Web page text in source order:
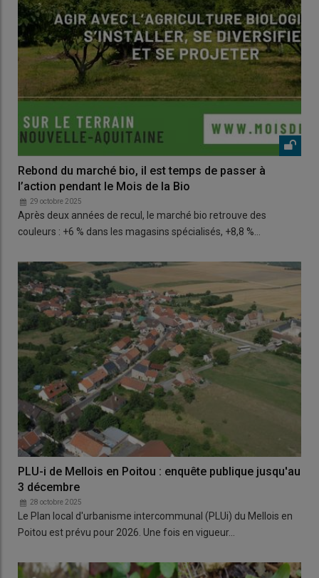
Rebond du marché bio, il est temps de passer à
l’action pendant le Mois de la Bio
29 octobre 2025
Après deux années de recul, le marché bio retrouve des
couleurs : +6 % dans les magasins spécialisés, +8,8 %…
PLU-i de Mellois en Poitou : enquête publique jusqu'au
3 décembre
28 octobre 2025
Le Plan local d'urbanisme intercommunal (PLUi) du Mellois en
Poitou est prévu pour 2026. Une fois en vigueur…